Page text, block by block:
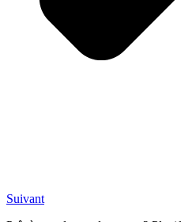
Suivant